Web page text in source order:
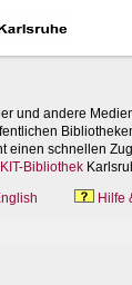
und andere
einen schnellen
KIT-Bibliothek
Hilfe